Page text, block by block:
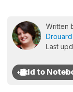
Written
Drouard
Last